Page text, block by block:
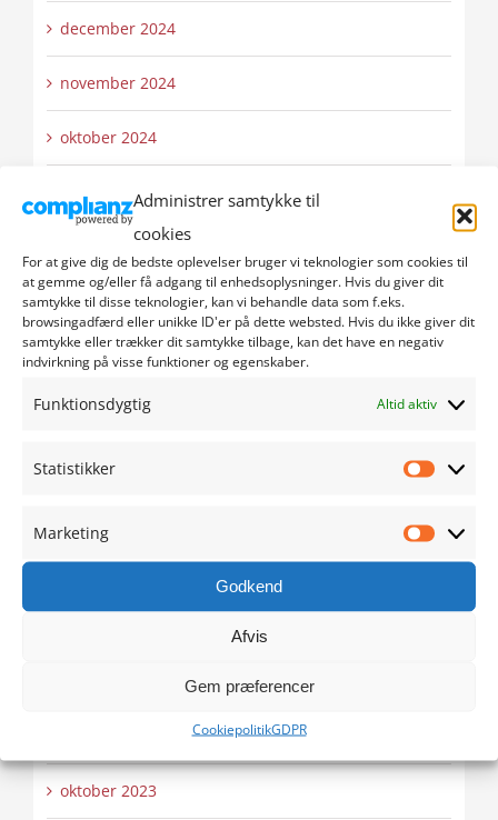
Administrer samtykke til
cookies
For at give dig de bedste oplevelser bruger vi teknologier som cookies til
at gemme og/eller få adgang til enhedsoplysninger. Hvis du giver dit
samtykke til disse teknologier, kan vi behandle data som f.eks.
browsingadfærd eller unikke ID'er på dette websted. Hvis du ikke giver dit
samtykke eller trækker dit samtykke tilbage, kan det have en negativ
indvirkning på visse funktioner og egenskaber.
Funktionsdygtig Altid aktiv
Statistikker
Marketing
Godkend
Afvis
Gem præferencer
CookiepolitikGDPR
december 2024
november 2024
oktober 2024
september 2024
august 2024
juli 2024
juni 2024
maj 2024
april 2024
oktober 2023